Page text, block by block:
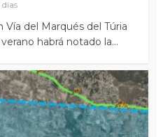
días
Vía del Marqués del Túria
habrá notado la...